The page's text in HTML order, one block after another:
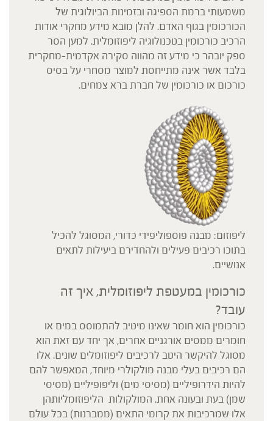
משמעותי ברמת הספיגה ובזמינות הביולוגית של
הכורכומין בגוף האדם. להלן מובא מידע מחקרי אודות
הרכיב כורכומין בטכנולוגיה ליפוזומלית. למען הסר
ספק יובהר כי מידע זה מהווה סקירה אקדמית-מחקרית
בלבד אשר אינה מתייחסת למוצר מסחרי על בסיס
כורכום או כורכומין של חברת ברא צמחים.
ליפוזום: מבנה פוספוליפידי כדורי, המסוגל להכיל
בתוכו רכיבים פעילים ולהחדירם ביעילות לתאים
אנושיים.
כורכומין במעטפת ליפוזומלית, איך זה
עובד?
כורכומין הוא חומר שאינו מיטיב להתמוסס במים או
חומרים ממסים אורגניים אחרים, אך יחד עם זאת הוא
מסוגל להיקשר היטב לרכיבים ליפוזומלים שונים. אלו
הם רכיבים בעלי מבנה מולקולרי מיוחד, המאפשר להם
להיות הידרופיליים (מסיסי מים) וליפופיליים (מסיסי
שמן) בעת ובעונה אחת. המולקולות הליפוזומליותהן
אלו שמרכיבות את קרומי התאים (ממברנות) בכל עולם